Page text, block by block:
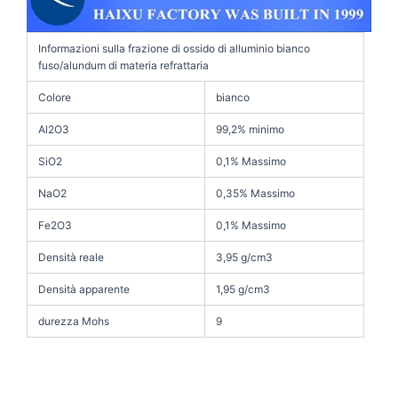
Informazioni sulla frazione di ossido di alluminio bianco
fuso/alundum di materia refrattaria
Colore bianco
Al2O3 99,2% minimo
SiO2 0,1% Massimo
NaO2 0,35% Massimo
Fe2O3 0,1% Massimo
Densità reale 3,95 g/cm3
Densità apparente 1,95 g/cm3
durezza Mohs 9